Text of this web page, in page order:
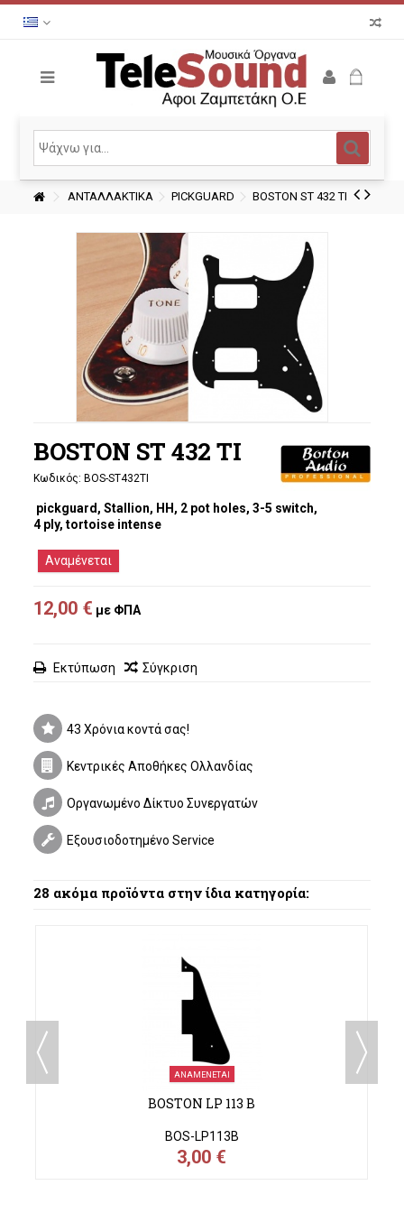
ΑΝΤΑΛΛΑΚΤΙΚΑ PICKGUARD BOSTON ST 432 TI
BOSTON ST 432 TI
Κωδικός: BOS-ST432TI
pickguard, Stallion, HH, 2 pot holes, 3-5 switch,
4 ply, tortoise intense
Αναμένεται
12,00 € με ΦΠΑ
Εκτύπωση Σύγκριση
43 Χρόνια κοντά σας!
Κεντρικές Αποθήκες Ολλανδίας
Οργανωμένο Δίκτυο Συνεργατών
Εξουσιοδοτημένο Service
28 ακόμα προϊόντα στην ίδια κατηγορία:
ΑΝΑΜΈΝΕΤΑΙ
BOSTON LP 113 B
BOS-LP113B
3,00 €